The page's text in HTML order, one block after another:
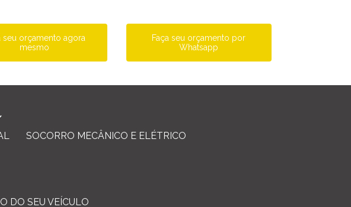
seu orçamento agora
mesmo
Faça seu orçamento por
Whatsapp
SOCORRO MECÂNICO E ELÉTRICO
DO SEU VEÍCULO